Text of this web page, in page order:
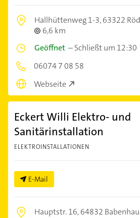
Hallhüttenweg 1-3,63322
6,6 km
Geöffnet –Schließt um 12:30
06074 7 08 58
Webseite
Eckert Willi Elektro- und
Sanitärinstallation
ELEKTROINSTALLATIONEN
E-Mail
Hauptstr. 16,64832